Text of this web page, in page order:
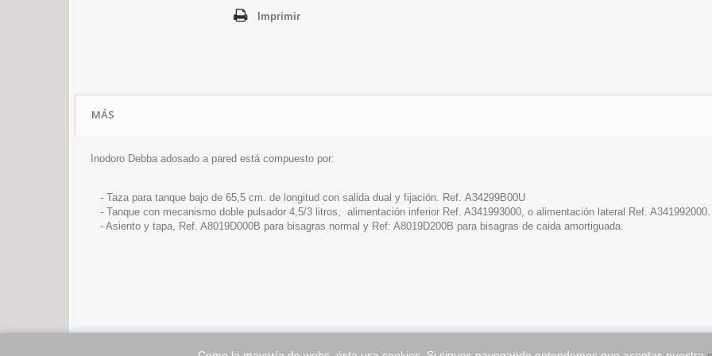
Imprimir
MÁS
Inodoro Debba adosado a pared está compuesto por:
- Taza para tanque bajo de 65,5 cm. de longitud con salida dual y fijación. Ref. A34299B00U
- Tanque con mecanismo doble pulsador 4,5/3 litros, alimentación inferior Ref. A341993000, o alimentación lateral Ref. A341992000.
- Asiento y tapa, Ref. A8019D000B para bisagras normal y Ref: A8019D200B para bisagras de caida amortiguada.